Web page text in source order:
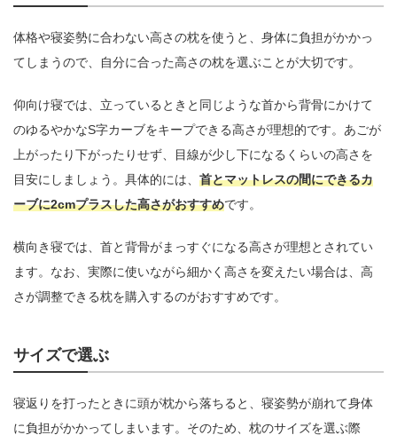
体格や寝姿勢に合わない高さの枕を使うと、身体に負担がかかっ
てしまうので、自分に合った高さの枕を選ぶことが大切です。
仰向け寝では、立っているときと同じような首から背骨にかけて
のゆるやかなS字カーブをキープできる高さが理想的です。あごが
上がったり下がったりせず、目線が少し下になるくらいの高さを
目安にしましょう。具体的には、 首とマットレスの間にできるカ
ーブに2cmプラスした高さがおすすめです。
横向き寝では、首と背骨がまっすぐになる高さが理想とされてい
ます。なお、実際に使いながら細かく高さを変えたい場合は、高
さが調整できる枕を購入するのがおすすめです。
サイズで選ぶ
寝返りを打ったときに頭が枕から落ちると、寝姿勢が崩れて身体
に負担がかかってしまいます。そのため、枕のサイズを選ぶ際